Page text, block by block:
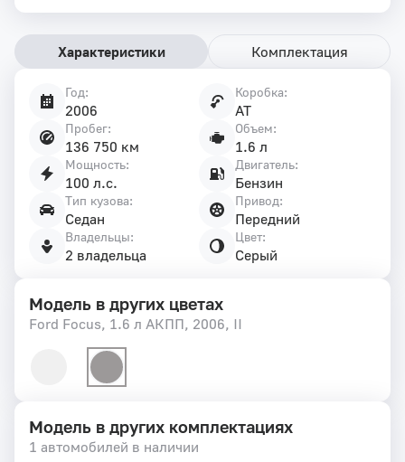
Характеристики Комплектация
Год:
2006
Коробка:
AT
Пробег:
136 750 км
Объем:
1.6 л
Мощность:
100 л.с.
Двигатель:
Бензин
Тип кузова:
Седан
Привод:
Передний
Владельцы:
2 владельца
Цвет:
Серый
Модель в других цветах
Ford Focus, 1.6 л АКПП, 2006, II
Модель в других комплектациях
1 автомобилей в наличии